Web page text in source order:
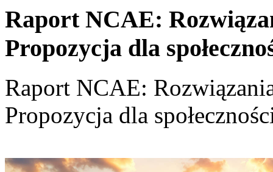
Raport NCAE:
Propozycja dla
Raport NCAE:
Propozycja dla